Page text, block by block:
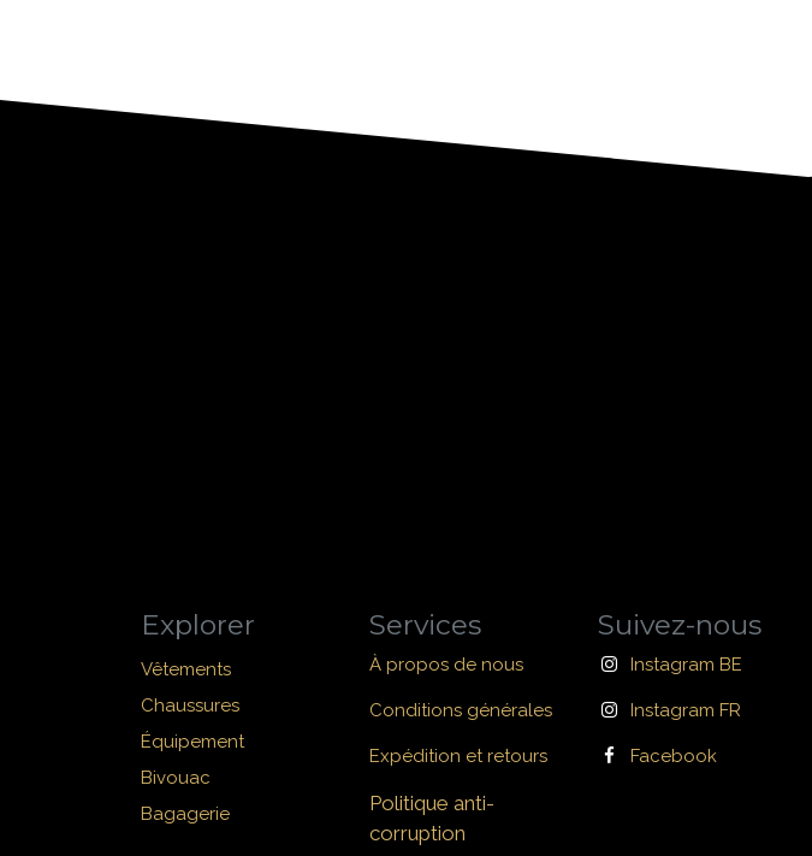
Explorer
Vêtements
Chaussures
Équipement
Bivouac
Bagagerie
Services
À propos de nous
Conditions générales
Expédition et retours
Politique anti-
corruption
Suivez-nous
Instagram BE
Instagram FR
Facebook